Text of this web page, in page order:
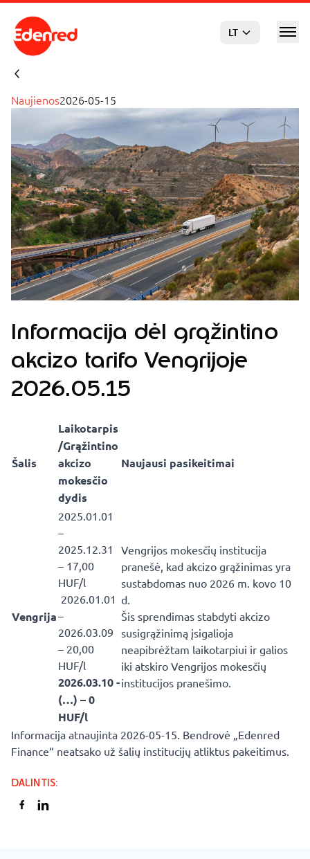
Pereiti prie pagrindinio turinio
LT
Naujienos2026-05-15
Informacija dėl grąžintino
akcizo tarifo Vengrijoje
2026.05.15
Šalis
Laikotarpis
/Grąžintino
akcizo
mokesčio
dydis
Naujausi pasikeitimai
Vengrija
2025.01.01
–
2025.12.31
– 17,00
HUF/l
2026.01.01
–
2026.03.09
– 20,00
HUF/l
2026.03.10 -
(…) – 0
HUF/l
Vengrijos mokesčių institucija
pranešė, kad akcizo grąžinimas yra
sustabdomas nuo 2026 m. kovo 10
d.
Šis sprendimas stabdyti akcizo
susigrąžinimą įsigalioja
neapibrėžtam laikotarpiui ir galios
iki atskiro Vengrijos mokesčių
institucijos pranešimo.
Informacija atnaujinta 2026-05-15. Bendrovė „Edenred
Finance“ neatsako už šalių institucijų atliktus pakeitimus.
DALINTIS: